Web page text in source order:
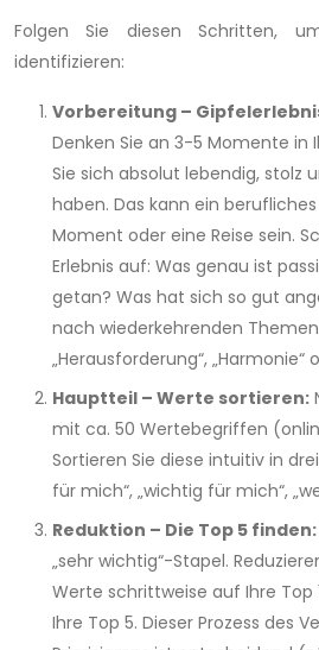
Folgen Sie diesen Schritten,
identifizieren:
Vorbereitung –
Denken Sie an 3-5 Momente in
Sie sich absolut lebendig, stolz
haben. Das kann ein
Moment oder eine Reise sein.
Erlebnis auf: Was genau ist
getan? Was hat sich so gut
nach wiederkehrenden Themen
„Herausforderung“, „Harmonie“
Hauptteil – Werte sortieren:
mit ca. 50 Wertebegriffen
Sortieren Sie diese intuitiv in
für mich“, „wichtig für mich“,
Reduktion – Die Top 5 finden:
„sehr wichtig“-Stapel.
Werte schrittweise auf Ihre Top
Ihre Top 5. Dieser Prozess des